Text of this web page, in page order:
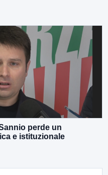
perde un
e istituzionale